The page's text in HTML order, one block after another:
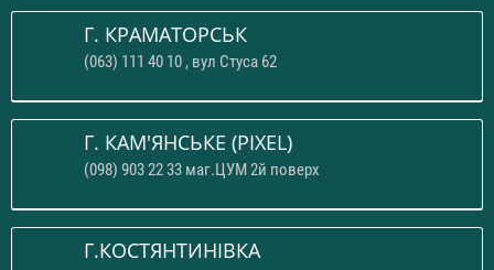
Г. КРАМАТОРСЬК
(063) 111 40 10 , вул Стуса 62
Г. КАМ'ЯНСЬКЕ (PIXEL)
(098) 903 22 33 маг.ЦУМ 2й поверх
Г.КОСТЯНТИНІВКА